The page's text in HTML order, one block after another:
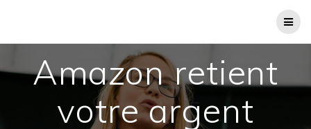
Amazon retient
votre argent